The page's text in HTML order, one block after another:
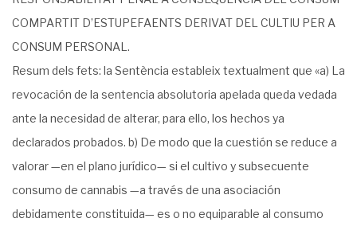
COMPARTIT D’ESTUPEFAENTS DERIVAT DEL CULTIU PER A
CONSUM PERSONAL.
Resum dels fets: la Sentència estableix textualment que «a) La
revocación de la sentencia absolutoria apelada queda vedada
ante la necesidad de alterar, para ello, los hechos ya
declarados probados. b) De modo que la cuestión se reduce a
valorar —en el plano jurídico— si el cultivo y subsecuente
consumo de cannabis —a través de una asociación
debidamente constituida— es o no equiparable al consumo